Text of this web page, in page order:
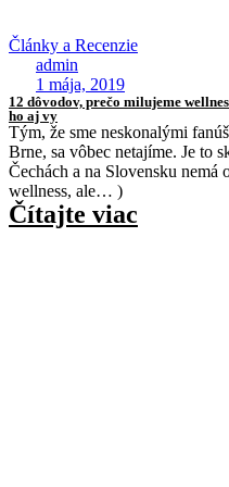
Články a Recenzie
admin
1 mája, 2019
12 dôvodov, prečo milujeme
ho aj vy
Tým, že sme neskonalými
Brne, sa vôbec netajíme. Je to
Čechách a na Slovensku
wellness, ale… )
Čítajte viac